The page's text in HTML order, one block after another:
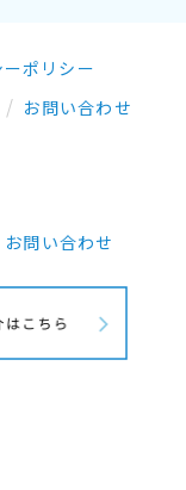
ポリシー
お問い合わせ
お問い合わせ